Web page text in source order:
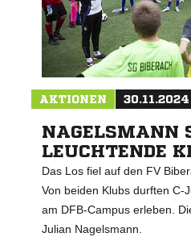
AKTIONEN
NAGELSMANN
LEUCHTENDE
Das Los fiel auf den FV
Von beiden Klubs durften C-
am DFB-Campus erleben.
Julian Nagelsmann.